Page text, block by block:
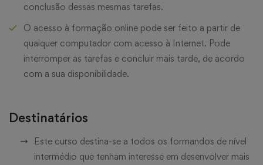
conclusão dessas mesmas tarefas.
O acesso à formação online pode ser feito a partir de
qualquer computador com acesso à Internet. Pode
interromper as tarefas e concluir mais tarde, de acordo
com a sua disponibilidade.
Destinatários
Este curso destina-se a todos os formandos de nível
intermédio que tenham interesse em desenvolver mais